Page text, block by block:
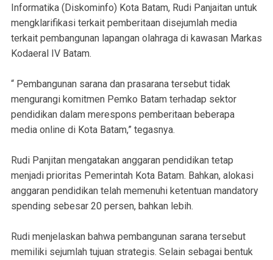
Informatika (Diskominfo) Kota Batam, Rudi Panjaitan untuk
mengklarifikasi terkait pemberitaan disejumlah media
terkait pembangunan lapangan olahraga di kawasan Markas
Kodaeral IV Batam.
“ Pembangunan sarana dan prasarana tersebut tidak
mengurangi komitmen Pemko Batam terhadap sektor
pendidikan dalam merespons pemberitaan beberapa
media online di Kota Batam,” tegasnya.
Rudi Panjitan mengatakan anggaran pendidikan tetap
menjadi prioritas Pemerintah Kota Batam. Bahkan, alokasi
anggaran pendidikan telah memenuhi ketentuan mandatory
spending sebesar 20 persen, bahkan lebih.
Rudi menjelaskan bahwa pembangunan sarana tersebut
memiliki sejumlah tujuan strategis. Selain sebagai bentuk